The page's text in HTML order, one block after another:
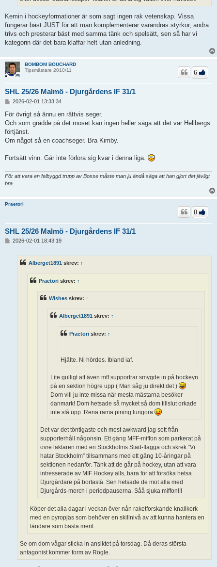
Kemin i hockeyformationer är som sagt ingen rak vetenskap. Vissa
fungerar bäst JUST för att man komplementerar varandras styrkor, andra
trivs och presterar bäst med samma tänk och spelsätt, sen så har vi
kategorin där det bara klaffar helt utan anledning.
BOMBOM BOUCHARD
Tipsmästare 2010/11
SHL 25/26 Malmö - Djurgårdens IF 31/1
6
l
g
g
2026-02-01 13:33:34
För övrigt så ännu en rättvis seger.
Och som grädde på det moset kan ingen heller säga att det var Hellbergs
förtjänst.
Om något så en coachseger. Bra Kimby.
Fortsätt vinn. Går inte förlora sig kvar i denna liga.
För att vara en felbyggd trupp av Bosse måste man ju ändå säga att han gjort det jävligt
bra.
Praetori
SHL 25/26 Malmö - Djurgårdens IF 31/1
0
2026-02-01 18:43:19
Alberget1891 skrev: ↑
Praetori skrev: ↑
Wishes skrev: ↑
Alberget1891 skrev: ↑
Praetori skrev: ↑
Hjälte. Ni hördes. Ibland iaf.
Lite gulligt att även mff supportrar smygde in på hockeyn
på en sektion högre upp ( Man såg ju direkt det )
Dom vill ju inte missa när mesta mästarna besöker
danmark! Dom hetsade så mycket så dom tillslut orkade
inte stå upp. Rena rama pining lungora
Det var det töntigaste och mest awkward jag sett från
supporterhåll någonsin. Ett gäng MFF-miffon som parkerat på
övre läktaren med en Stockholms Stad-flagga och skrek ”Vi
hatar Stockholm” tillsammans med ett gäng 10-åringar på
sektionen nedanför. Tänk att de går på hockey, utan att vara
intresserade av MIF Hockey alls, bara för att försöka hetsa
Djurgårdare på bortastå. Sen hetsade de mot alla med
Djurgårds-merch i periodpauserna. Såå sjuka miffon!!!
Köper det alla dagar i veckan över nån raketforskande knallkork
med en pyropjäs som behöver en skillnivå av att kunna hantera en
tändare som bästa merit.
Se om dom vågar sticka in ansiktet på torsdag. Då deras största
antagonist kommer form av Rögle.